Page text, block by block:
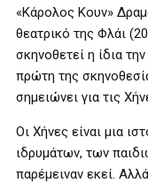
«Κάρολος Κουν»
θεατρικό της Φλάι
σκηνοθετεί η ίδια
πρώτη της
σημειώνει για τις
Οι Χήνες είναι μια
ιδρυμάτων, των
παρέμειναν εκεί.